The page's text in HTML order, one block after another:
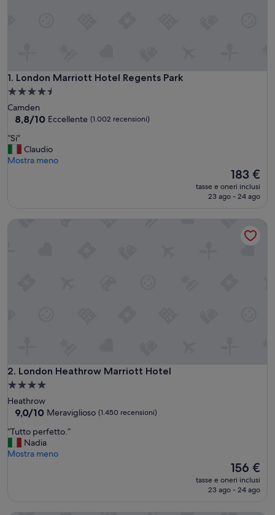
1. London Marriott Hotel Regents Park
London Marriott Hotel Regents Park
Struttura
a
4.5
Camden
8.8
10,
Eccellente,
(1.002
8,8/10 Eccellente (1.002 recensioni)
“
i
“Si”
Claudio
Mostra meno
Il
prezzo
attuale
183 €
tasse e oneri inclusi
23 ago - 24 ago
2. London Heathrow Marriott Hotel
London Heathrow Marriott Hotel
Struttura
a
4.0
Heathrow
9.0
10,
Meraviglioso,
(1.450
9,0/10 Meraviglioso (1.450 recensioni)
“
u
“Tutto perfetto.”
Nadia
Mostra meno
Il
prezzo
attuale
156 €
tasse e oneri inclusi
23 ago - 24 ago